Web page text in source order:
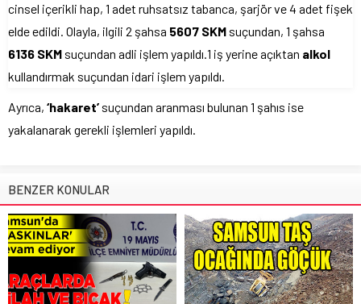
cinsel içerikli hap, 1 adet ruhsatsız tabanca, şarjör ve 4 adet fişek
elde edildi. Olayla, ilgili 2 şahsa 5607 SKM suçundan, 1 şahsa
6136 SKM suçundan adli işlem yapıldı.1 iş yerine açıktan alkol
kullandırmak suçundan idari işlem yapıldı.
Ayrıca, ‘hakaret’ suçundan aranması bulunan 1 şahıs ise
yakalanarak gerekli işlemleri yapıldı.
BENZER KONULAR